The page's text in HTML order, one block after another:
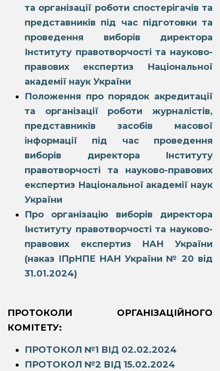
та організації роботи спостерігачів та
представників під час підготовки та
проведення виборів директора
Інституту правотворчості та науково-
правових експертиз Національної
академії наук України
Положення про порядок акредитації
та організації роботи журналістів,
представників засобів масової
інформації під час проведення
виборів директора Інституту
правотворчості та науково-правових
експертиз Національної академії наук
України
Про організацію виборів директора
Інституту правотворчості та науково-
правових експертиз НАН України
(наказ ІПрНПЕ НАН України № 20 від
31.01.2024)
ПРОТОКОЛИ ОРГАНІЗАЦІЙНОГО
КОМІТЕТУ:
ПРОТОКОЛ №1 ВІД 02.02.2024
ПРОТОКОЛ №2 ВІД 15.02.2024